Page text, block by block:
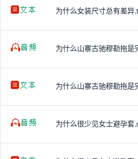
为什么女装尺寸总有差异
为什么山寨古驰穆勒拖是
为什么山寨古驰穆勒拖
为什么很少见女士避孕套